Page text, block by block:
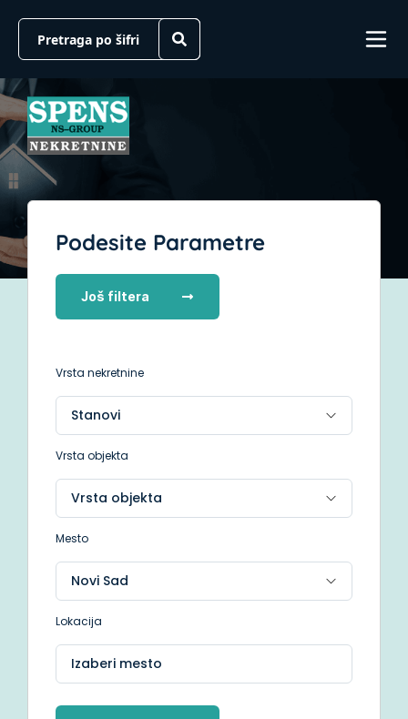
Podesite Parametre
Još filtera
Vrsta nekretnine
Vrsta objekta
Mesto
Lokacija
Izaberi mesto